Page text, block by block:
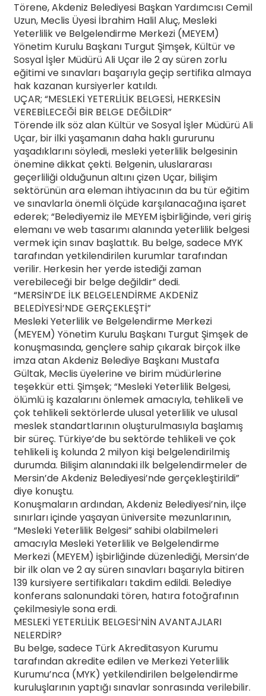
Törene, Akdeniz Belediyesi Başkan Yardımcısı Cemil
Uzun, Meclis Üyesi İbrahim Halil Aluç, Mesleki
Yeterlilik ve Belgelendirme Merkezi (MEYEM)
Yönetim Kurulu Başkanı Turgut Şimşek, Kültür ve
Sosyal İşler Müdürü Ali Uçar ile 2 ay süren zorlu
eğitimi ve sınavları başarıyla geçip sertifika almaya
hak kazanan kursiyerler katıldı.
UÇAR; “MESLEKİ YETERLİLİK BELGESİ, HERKESİN
VEREBİLECEĞİ BİR BELGE DEĞİLDİR”
Törende ilk söz alan Kültür ve Sosyal İşler Müdürü Ali
Uçar, bir ilki yaşamanın daha haklı gururunu
yaşadıklarını söyledi, mesleki yeterlilik belgesinin
önemine dikkat çekti. Belgenin, uluslararası
geçerliliği olduğunun altını çizen Uçar, bilişim
sektörünün ara eleman ihtiyacının da bu tür eğitim
ve sınavlarla önemli ölçüde karşılanacağına işaret
ederek; “Belediyemiz ile MEYEM işbirliğinde, veri giriş
elemanı ve web tasarımı alanında yeterlilik belgesi
vermek için sınav başlattık. Bu belge, sadece MYK
tarafından yetkilendirilen kurumlar tarafından
verilir. Herkesin her yerde istediği zaman
verebileceği bir belge değildir” dedi.
“MERSİN’DE İLK BELGELENDİRME AKDENİZ
BELEDİYESİ’NDE GERÇEKLEŞTİ”
Mesleki Yeterlilik ve Belgelendirme Merkezi
(MEYEM) Yönetim Kurulu Başkanı Turgut Şimşek de
konuşmasında, gençlere sahip çıkarak birçok ilke
imza atan Akdeniz Belediye Başkanı Mustafa
Gültak, Meclis üyelerine ve birim müdürlerine
teşekkür etti. Şimşek; “Mesleki Yeterlilik Belgesi,
ölümlü iş kazalarını önlemek amacıyla, tehlikeli ve
çok tehlikeli sektörlerde ulusal yeterlilik ve ulusal
meslek standartlarının oluşturulmasıyla başlamış
bir süreç. Türkiye’de bu sektörde tehlikeli ve çok
tehlikeli iş kolunda 2 milyon kişi belgelendirilmiş
durumda. Bilişim alanındaki ilk belgelendirmeler de
Mersin’de Akdeniz Belediyesi’nde gerçekleştirildi”
diye konuştu.
Konuşmaların ardından, Akdeniz Belediyesi’nin, ilçe
sınırları içinde yaşayan üniversite mezunlarının,
“Mesleki Yeterlilik Belgesi” sahibi olabilmeleri
amacıyla Mesleki Yeterlilik ve Belgelendirme
Merkezi (MEYEM) işbirliğinde düzenlediği, Mersin’de
bir ilk olan ve 2 ay süren sınavları başarıyla bitiren
139 kursiyere sertifikaları takdim edildi. Belediye
konferans salonundaki tören, hatıra fotoğrafının
çekilmesiyle sona erdi.
MESLEKİ YETERLİLİK BELGESİ’NİN AVANTAJLARI
NELERDİR?
Bu belge, sadece Türk Akreditasyon Kurumu
tarafından akredite edilen ve Merkezi Yeterlilik
Kurumu’nca (MYK) yetkilendirilen belgelendirme
kuruluşlarının yaptığı sınavlar sonrasında verilebilir.